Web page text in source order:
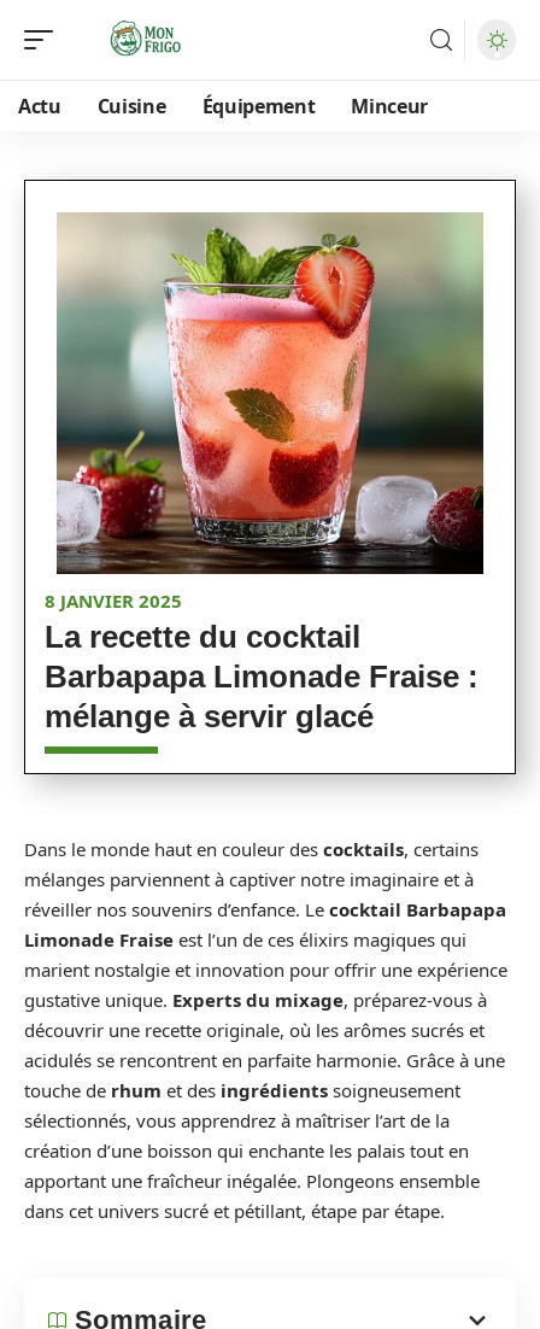
Actu Cuisine Équipement Minceur
8 JANVIER 2025
La recette du cocktail
Barbapapa Limonade Fraise :
mélange à servir glacé
Dans le monde haut en couleur des cocktails, certains
mélanges parviennent à captiver notre imaginaire et à
réveiller nos souvenirs d’enfance. Le cocktail Barbapapa
Limonade Fraise est l’un de ces élixirs magiques qui
marient nostalgie et innovation pour offrir une expérience
gustative unique. Experts du mixage, préparez-vous à
découvrir une recette originale, où les arômes sucrés et
acidulés se rencontrent en parfaite harmonie. Grâce à une
touche de rhum et des ingrédients soigneusement
sélectionnés, vous apprendrez à maîtriser l’art de la
création d’une boisson qui enchante les palais tout en
apportant une fraîcheur inégalée. Plongeons ensemble
dans cet univers sucré et pétillant, étape par étape.
Sommaire